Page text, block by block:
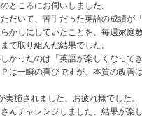
ところにお伺いしました。
だいて、苦手だった英語の成績が
かしにしていたことを、毎週家庭
で取り組んだ結果でした。
かったのは「英語が楽しくなって
は一瞬の喜びですが、本質の改善
実施されました、お疲れ様でした。
んチャレンジしました、結果が楽し